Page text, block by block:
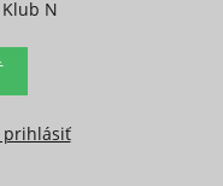
N
prihlásiť